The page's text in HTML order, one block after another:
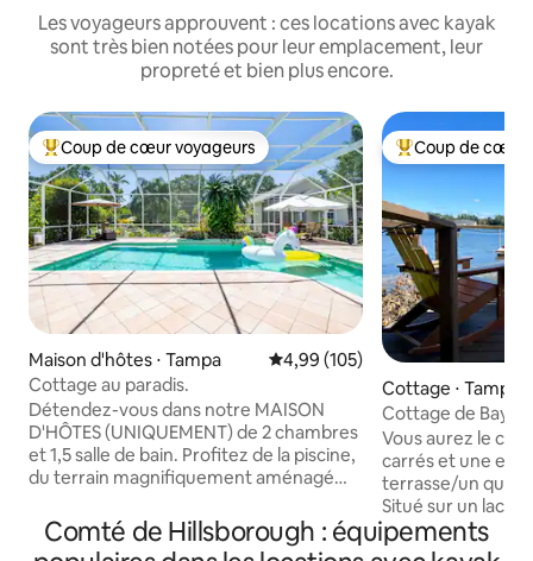
Les voyageurs approuvent : ces locations avec kayak
sont très bien notées pour leur emplacement, leur
propreté et bien plus encore.
Coups de cœur voyageurs les plus appréciés
Coup de cœur voyageurs
Maison d'hôtes ⋅ Tampa Évaluation moyenne sur la
4,99 (105)
Cottage au paradis.
Détendez-vous dans notre MAISON
D'HÔTES (UNIQUEMENT) de 2 chambres
et 1,5 salle de bain. Profitez de la piscine,
du terrain magnifiquement aménagé
oiseaux, des papillons et bien d'autres
espèces dans notre jardin botanique
Coups de cœur
Coup de cœur
Cottage ⋅ Tampa
Cottage de Bay
Vous aurez le
carrés et une
terrasse/un quai,
Situé sur un lac
Entrée par
King Size, 1 salle
Comté de Hillsborough : équipements